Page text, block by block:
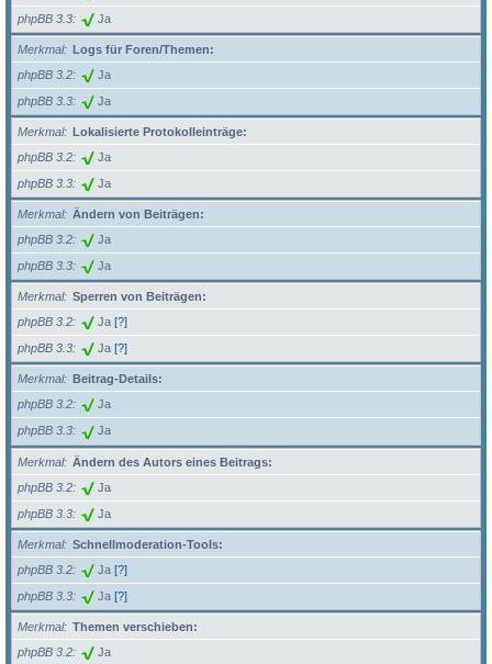
phpBB 3.3 Ja
Merkmal
Logs für Foren/Themen:
phpBB 3.2
Ja
phpBB 3.3 Ja
Merkmal
Lokalisierte Protokolleinträge:
phpBB 3.2
Ja
phpBB 3.3 Ja
Merkmal
Ändern von Beiträgen:
phpBB 3.2
Ja
phpBB 3.3 Ja
Merkmal
Sperren von Beiträgen:
phpBB 3.2
Ja [?]
phpBB 3.3 Ja [?]
Merkmal
Beitrag-Details:
phpBB 3.2
Ja
phpBB 3.3 Ja
Merkmal
Ändern des Autors eines Beitrags:
phpBB 3.2
Ja
phpBB 3.3 Ja
Merkmal
Schnellmoderation-Tools:
phpBB 3.2
Ja [?]
phpBB 3.3 Ja [?]
Merkmal
Themen verschieben:
phpBB 3.2
Ja